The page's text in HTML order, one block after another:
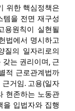
위한 핵심정책은
템을 전면 재구성
용원칙이 실현될
법에서 명시하고
질의 일자리로의
는 권리이며 , 근
적 근로관계법까
거임. 고용(일자
현존하는 노동관
을 입법자와 집행